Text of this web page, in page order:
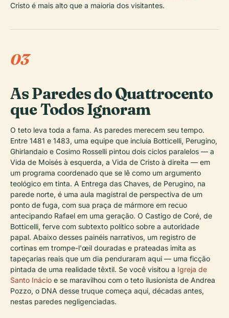
Cristo é mais alto que a maioria dos visitantes.
03
As Paredes do Quattrocento
que Todos Ignoram
O teto leva toda a fama. As paredes merecem seu tempo.
Entre 1481 e 1483, uma equipe que incluía Botticelli, Perugino,
Ghirlandaio e Cosimo Rosselli pintou dois ciclos paralelos — a
Vida de Moisés à esquerda, a Vida de Cristo à direita — em
um programa coordenado que se lê como um argumento
teológico em tinta. A Entrega das Chaves, de Perugino, na
parede norte, é uma aula magistral de perspectiva de um
ponto de fuga, com sua praça de mármore em recuo
antecipando Rafael em uma geração. O Castigo de Coré, de
Botticelli, ferve com subtexto político sobre a autoridade
papal. Abaixo desses painéis narrativos, um registro de
cortinas em trompe-l'œil douradas e prateadas imita as
tapeçarias reais que um dia penduraram aqui — uma ficção
pintada de uma realidade têxtil. Se você visitou a Igreja de
Santo Inácio e se maravilhou com o teto ilusionista de Andrea
Pozzo, o DNA desse truque começa aqui, décadas antes,
nestas paredes negligenciadas.